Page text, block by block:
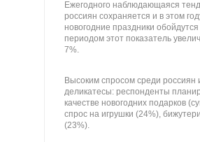
Ежегодного наблюдающаяся
россиян сохраняется и в этом
новогодние праздники
периодом этот показатель
7%.
Высоким спросом среди россиян
деликатесы: респонденты
качестве новогодних подарков
спрос на игрушки (24%),
(23%).